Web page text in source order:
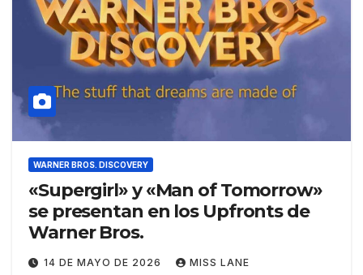
WARNER BROS. DISCOVERY
«Supergirl» y «Man of Tomorrow»
se presentan en los Upfronts de
Warner Bros.
14 DE MAYO DE 2026 MISS LANE